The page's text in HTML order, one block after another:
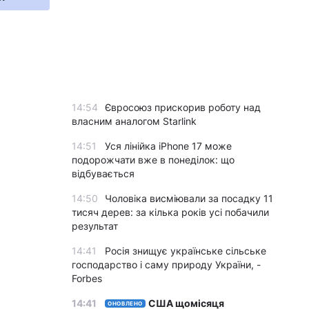
14:54
Євросоюз прискорив роботу над
власним аналогом Starlink
14:51
Уся лінійка iPhone 17 може
подорожчати вже в понеділок: що
відбувається
14:50
Чоловіка висміювали за посадку 11
тисяч дерев: за кілька років усі побачили
результат
14:41
Росія знищує українське сільське
господарство і саму природу України, -
Forbes
14:41 ОНОВЛЕНО США щомісяця